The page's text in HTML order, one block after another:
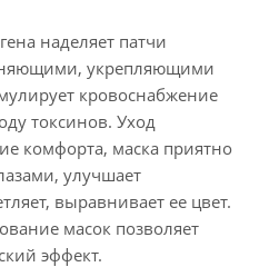
наделяет патчи
укрепляющими
кровоснабжение
токсинов. Уход
комфорта, маска приятно
улучшает
выравнивает ее цвет.
масок позволяет
эффект.